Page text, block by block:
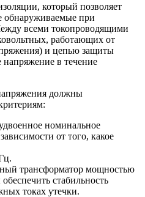
который позволяет
обнаруживаемые при
всеми токопроводящими
работающих от
и цепью защиты
напряжение в течение
должны
номинальное
от того, какое
трансформатор мощностью
стабильность
токах утечки.